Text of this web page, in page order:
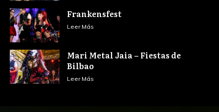
Frankensfest
Leer Más
Mari Metal Jaia – Fiestas de
Bilbao
Leer Más